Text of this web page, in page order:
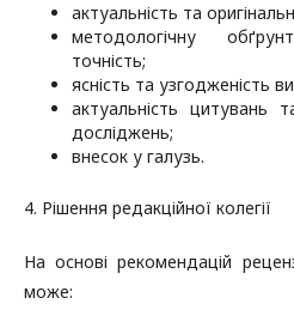
актуальність та
методологічну
точність;
ясність та узгодженість
актуальність цитувань
досліджень;
внесок у галузь.
4. Рішення редакційної колегії
На основі рекомендацій
може: